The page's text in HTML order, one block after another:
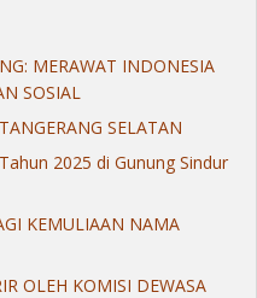
MERAWAT INDONESIA
SOSIAL
SELATAN
2025 di Gunung Sindur
KEMULIAAN NAMA
OLEH KOMISI DEWASA